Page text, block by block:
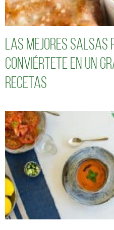
Las mejores salsas
Conviértete en un
recetas